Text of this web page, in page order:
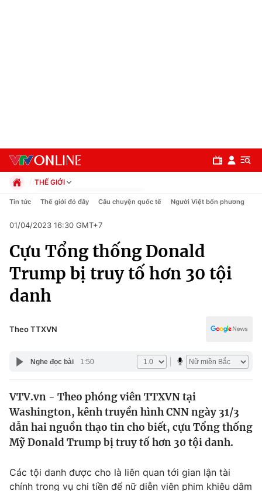
Chuyên mục
Chính trị
Xã hội
Pháp luật
Y tế
Thế giới
Tin tức
Thế giới đó đây
Câu chuyện quốc tế
Kinh tế
Thị trường
Dữ liệu và đời sống
THẾ GIỚI
Chính trị
Pháp luật
Kinh tế
Thể thao
Truyền hình
Văn hóa - Giải trí
Tin tức Thế giới đó đây Câu chuyện quốc tế Người Việt bốn phương
01/04/2023 16:30 GMT+7
Cựu Tổng thống Donald
Trump bị truy tố hơn 30 tội
danh
Theo TTXVN
Nghe đọc bài 1:50
VTV.vn - Theo phóng viên TTXVN tại
Washington, kênh truyền hình CNN ngày 31/3
dẫn hai nguồn thạo tin cho biết, cựu Tổng thống
Mỹ Donald Trump bị truy tố hơn 30 tội danh.
Các tội danh được cho là liên quan tới gian lận tài
chính trong vụ chi tiền để nữ diễn viên phim khiêu dâm